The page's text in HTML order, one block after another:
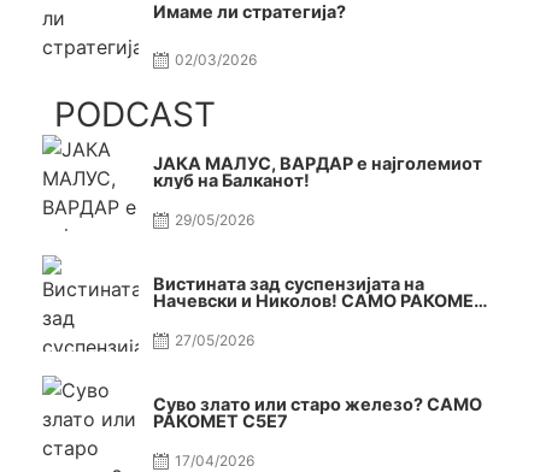
Имаме ли стратегија?
02/03/2026
PODCAST
ЈАКА МАЛУС, ВАРДАР е најголемиот
клуб на Балканот!
29/05/2026
Вистината зад суспензијата на
Начевски и Николов! САМО РАКОМЕТ
27/05/2026
Суво злато или старо железо? САМО
РАКОМЕТ С5Е7
17/04/2026